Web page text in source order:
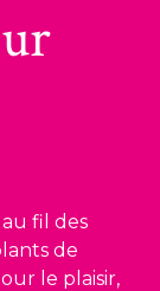
fil des
de
le plaisir,